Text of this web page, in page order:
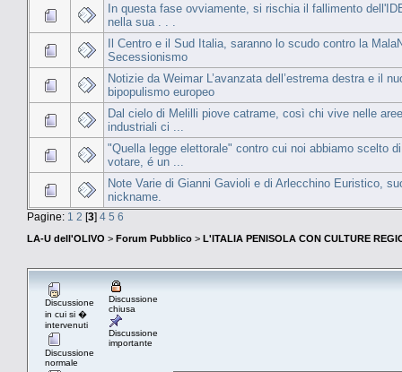
In questa fase ovviamente, si rischia il fallimento
nella sua . . .
Il Centro e il Sud Italia, saranno lo scudo contro la
Secessionismo
Notizie da Weimar L’avanzata dell’estrema destra e il
bipopulismo europeo
Dal cielo di Melilli piove catrame, così chi vive nelle aree
industriali ci ...
"Quella legge elettorale" contro cui noi abbiamo scelto
votare, é un ...
Note Varie di Gianni Gavioli e di Arlecchino Euristico,
nickname.
Pagine: 1 2 [3] 4 5 6
LA-U dell'OLIVO > Forum Pubblico > L'ITALIA PENISOLA CON CULTURE
Discussione
in cui si �
intervenuti
Discussione
normale
Discussione
chiusa
Discussione
importante